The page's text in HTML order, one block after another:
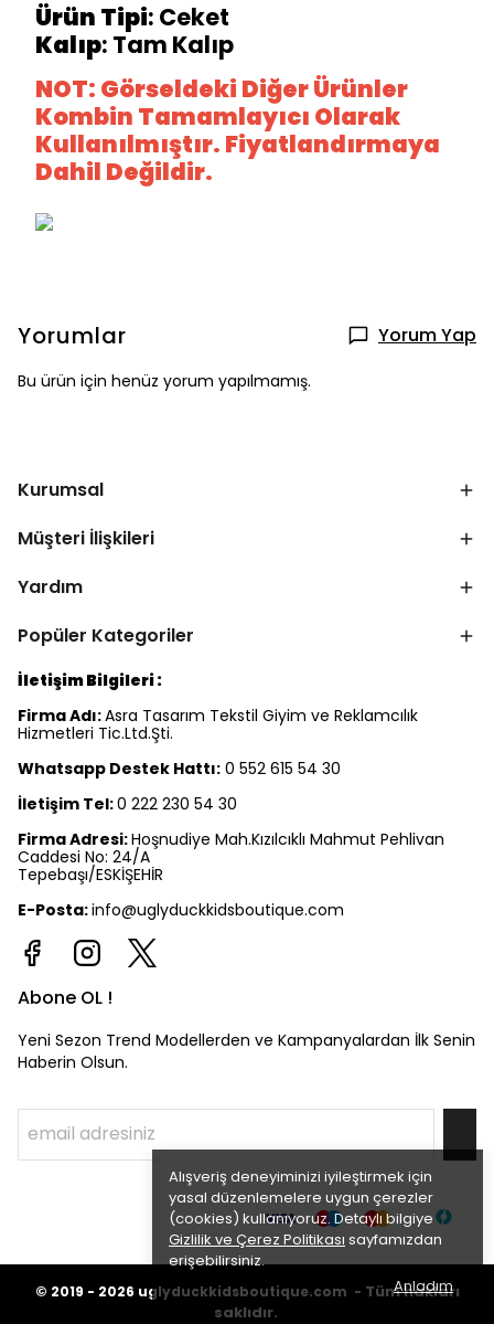
Alışveriş deneyiminizi iyileştirmek için
yasal düzenlemelere uygun çerezler
(cookies) kullanıyoruz. Detaylı bilgiye
Gizlilik ve Çerez Politikası sayfamızdan
erişebilirsiniz.
Anladım
Ürün Tipi: Ceket
Kalıp: Tam Kalıp
NOT: Görseldeki Diğer Ürünler
Kombin Tamamlayıcı Olarak
Kullanılmıştır. Fiyatlandırmaya
Dahil Değildir.
Yorumlar Yorum Yap
Bu ürün için henüz yorum yapılmamış.
Kurumsal
Müşteri İlişkileri
Yardım
Popüler Kategoriler
İletişim Bilgileri :
Firma Adı:Asra Tasarım Tekstil Giyim ve Reklamcılık
Hizmetleri Tic.Ltd.Şti.
Whatsapp Destek Hattı: 0 552 615 54 30
İletişim Tel:0 222 230 54 30
Firma Adresi:Hoşnudiye Mah.Kızılcıklı Mahmut Pehlivan
Caddesi No: 24/A
Tepebaşı/ESKİŞEHİR
E-Posta:info@uglyduckkidsboutique.com
Abone OL !
Yeni Sezon Trend Modellerden ve Kampanyalardan İlk Senin
Haberin Olsun.
© 2019 - 2026 uglyduckkidsboutique.com - Tüm hakları
saklıdır.